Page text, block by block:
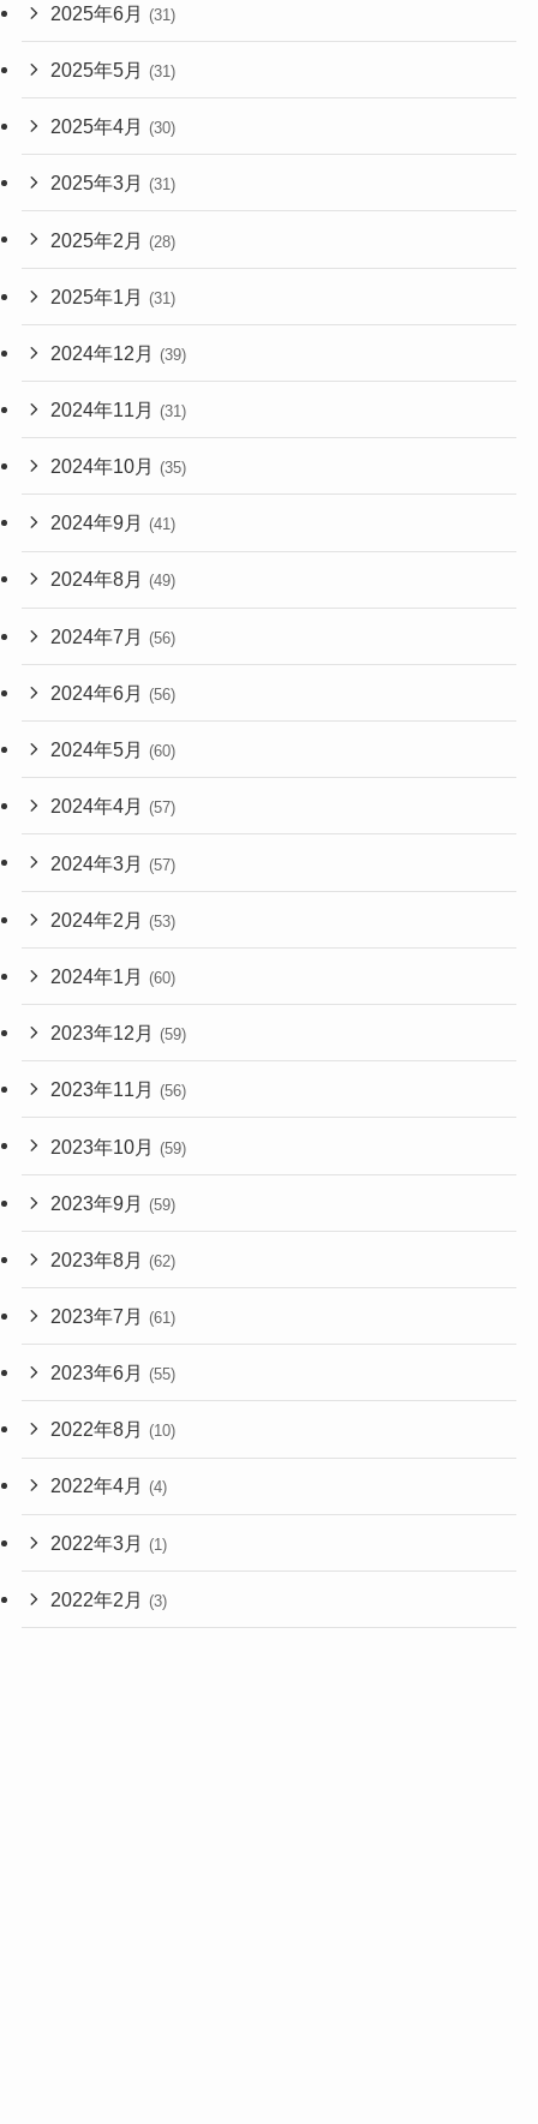
2025年6月 (31)
2025年5月 (31)
2025年4月 (30)
2025年3月 (31)
2025年2月 (28)
2025年1月 (31)
2024年12月 (39)
2024年11月 (31)
2024年10月 (35)
2024年9月 (41)
2024年8月 (49)
2024年7月 (56)
2024年6月 (56)
2024年5月 (60)
2024年4月 (57)
2024年3月 (57)
2024年2月 (53)
2024年1月 (60)
2023年12月 (59)
2023年11月 (56)
2023年10月 (59)
2023年9月 (59)
2023年8月 (62)
2023年7月 (61)
2023年6月 (55)
2022年8月 (10)
2022年4月 (4)
2022年3月 (1)
2022年2月 (3)